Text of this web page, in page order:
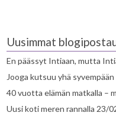
Uusimmat
En päässyt Intiaan, mutta
Jooga kutsuu yhä
40 vuotta elämän matkalla –
Uusi koti meren rannalla 23/